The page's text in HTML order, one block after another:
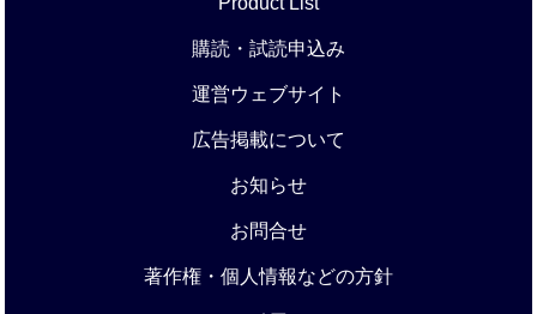
購読・試読申込み
運営ウェブサイト
広告掲載について
お知らせ
お問合せ
著作権・個人情報などの方針